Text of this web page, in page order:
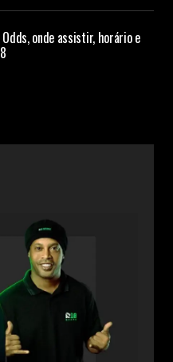
onde assistir, horário e